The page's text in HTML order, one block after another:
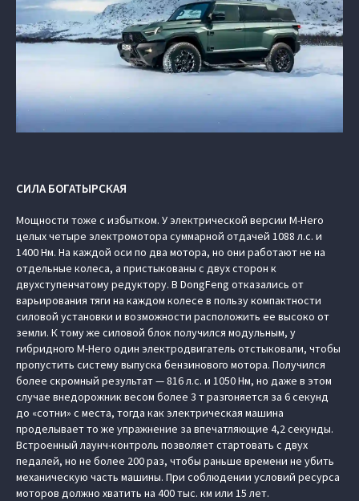
СИЛА БОГАТЫРСКАЯ
Мощности тоже с избытком. У электрической версии M-Hero
целых четыре электромотора суммарной отдачей 1088 л.с. и
1400 Нм. На каждой оси по два мотора, но они работают не на
отдельные колеса, а пристыкованы с двух сторон к
двухступенчатому редуктору. В DongFeng отказались от
варьирования тяги на каждом колесе в пользу компактности
силовой установки и возможности расположить ее высоко от
земли. К тому же силовой блок получился модульным, у
гибридного M-Hero один электродвигатель отстыковали, чтобы
пропустить систему выпуска бензинового мотора. Получился
более скромный результат — 816 л.с. и 1050 Нм, но даже в этом
случае внедорожник весом более 3 т разгоняется за 6 секунд
до «сотни» с места, тогда как электрическая машина
проделывает то же упражнение за впечатляющие 4,2 секунды.
Встроенный лаунч-контроль позволяет стартовать с двух
педалей, но не более 200 раз, чтобы раньше времени не убить
механическую часть машины. При соблюдении условий ресурса
моторов должно хватить на 400 тыс. км или 15 лет.